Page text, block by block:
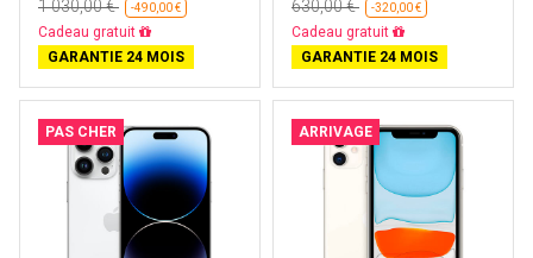
1 030,00 € -490,00 €
Cadeau gratuit
GARANTIE 24 MOIS
630,00 € -320,00 €
Cadeau gratuit
GARANTIE 24 MOIS
PAS CHER ARRIVAGE